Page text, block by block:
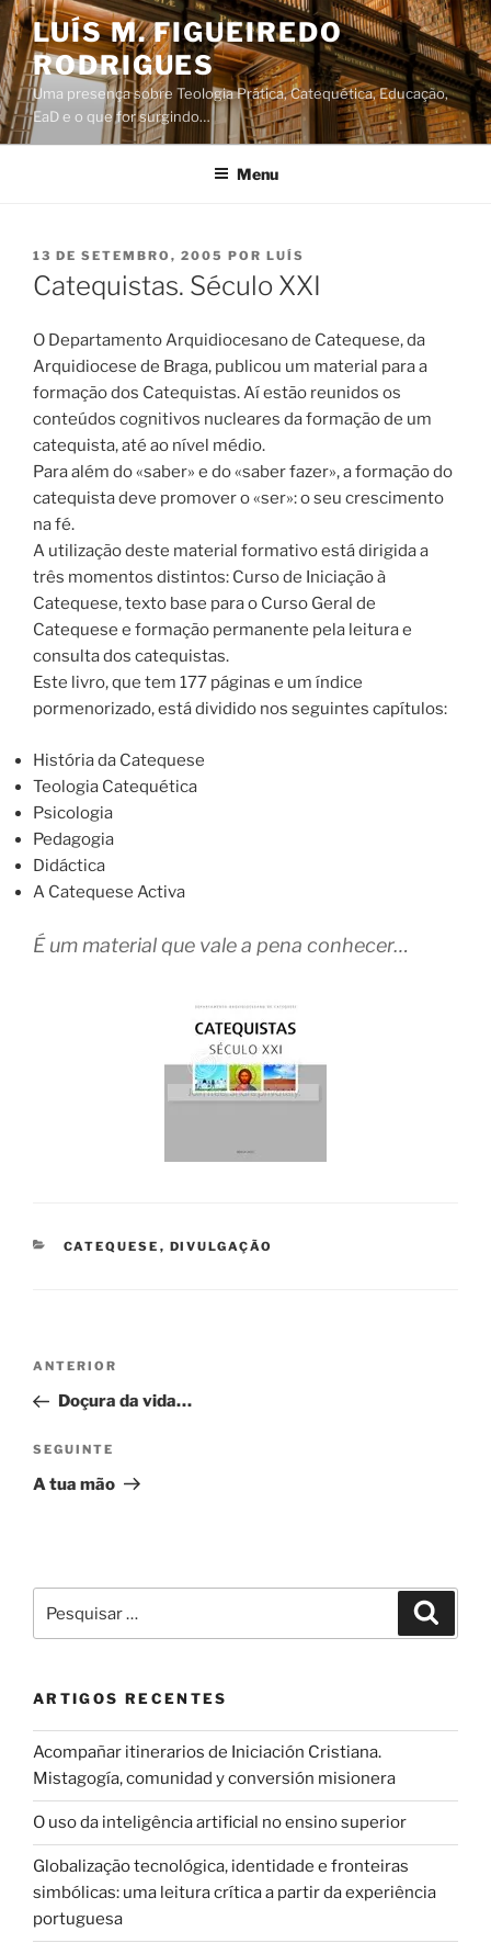
Saltar
para
o
conteúdo
LUÍS M. FIGUEIREDO
RODRIGUES
Uma presença sobre Teologia Prática, Catequética, Educação,
EaD e o que for surgindo…
Menu
PUBLICADO
EM
13 DE SETEMBRO, 2005 POR LUÍS
Catequistas. Século XXI
O Departamento Arquidiocesano de Catequese, da
Arquidiocese de Braga, publicou um material para a
formação dos Catequistas. Aí estão reunidos os
conteúdos cognitivos nucleares da formação de um
catequista, até ao nível médio.
Para além do «saber» e do «saber fazer», a formação do
catequista deve promover o «ser»: o seu crescimento
na fé.
A utilização deste material formativo está dirigida a
três momentos distintos: Curso de Iniciação à
Catequese, texto base para o Curso Geral de
Catequese e formação permanente pela leitura e
consulta dos catequistas.
Este livro, que tem 177 páginas e um índice
pormenorizado, está dividido nos seguintes capítulos:
História da Catequese
Teologia Catequética
Psicologia
Pedagogia
Didáctica
A Catequese Activa
É um material que vale a pena conhecer…
CATEGORIAS
CATEQUESE , DIVULGAÇÃO
Navegação
artigos
Conteúdo
anterior
ANTERIOR
Doçura da vida…
Conteúdo
seguinte
SEGUINTE
A tua mão
por:
ARTIGOS RECENTES
Acompañar itinerarios de Iniciación Cristiana.
Mistagogía, comunidad y conversión misionera
O uso da inteligência artificial no ensino superior
Globalização tecnológica, identidade e fronteiras
simbólicas: uma leitura crítica a partir da experiência
portuguesa